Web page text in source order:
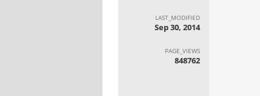
LAST_MODIFIED
Sep 30, 2014
PAGE_VIEWS
848762